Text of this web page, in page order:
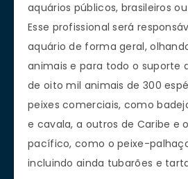
aquários públicos, brasileiros
Esse profissional será
aquário de forma geral,
animais e para todo o suporte
de oito mil animais de 300
peixes comerciais, como
e cavala, a outros de Caribe e
pacífico, como o peixe-
incluindo ainda tubarões e